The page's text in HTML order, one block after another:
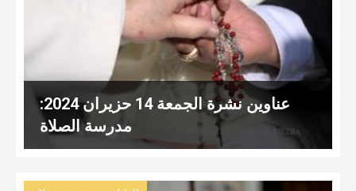
عناوين نشرة الجمعة 14 حزيران 2024:
مدرسة الصلاة